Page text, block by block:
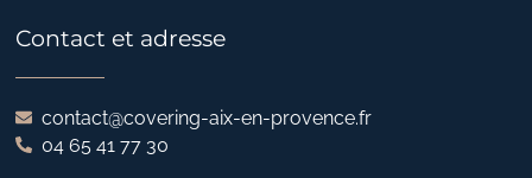
Contact et adresse
contact@covering-aix-en-provence.fr
04 65 41 77 30